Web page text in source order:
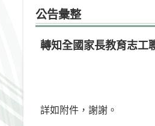
公告彙整
轉知全國家長教育志工
詳如附件，謝謝。